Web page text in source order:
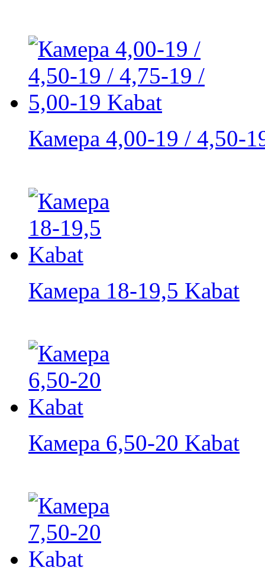
Камера 4,00-19 / 4,50-
Камера 18-19,5 Kabat
Камера 6,50-20 Kabat